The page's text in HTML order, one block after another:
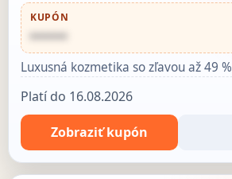
KUPÓN
••••••
Luxusná kozmetika so zľavou až 49 %
Platí do 16.08.2026
Zobraziť kupón